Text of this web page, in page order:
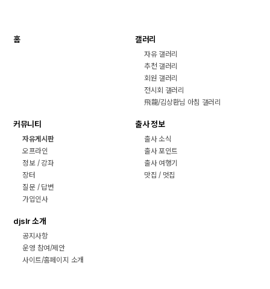
홈 갤러리
자유 갤러리
추천 갤러리
회원 갤러리
전시회 갤러리
飛龍/김상환님 아침 갤러리
커뮤니티
자유게시판
오프라인
정보 / 강좌
장터
질문 / 답변
가입인사
출사 정보
출사 소식
출사 포인트
출사 여행기
맛집 / 멋집
djslr 소개
공지사항
운영 참여/제안
사이트/홈페이지 소개